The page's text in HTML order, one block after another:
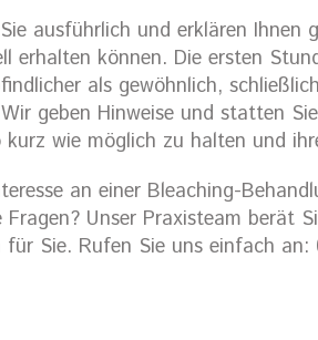
ausführlich und erklären Ihnen
erhalten können. Die ersten
als gewöhnlich,
geben Hinweise und statten
kurz wie möglich zu halten und
an einer Bleaching-
Fragen? Unser Praxisteam berät
für Sie. Rufen Sie uns einfach an: